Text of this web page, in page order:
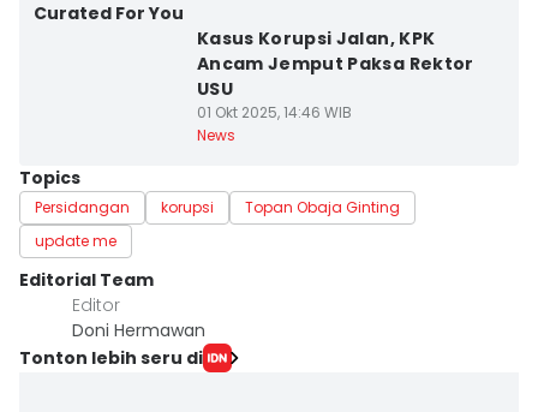
Curated For You
Kasus Korupsi Jalan, KPK
Ancam Jemput Paksa Rektor
USU
01 Okt 2025, 14:46 WIB
News
Topics
Persidangan korupsi
Topan Obaja Ginting
update me
Editorial Team
Editor
Doni Hermawan
Tonton lebih seru di